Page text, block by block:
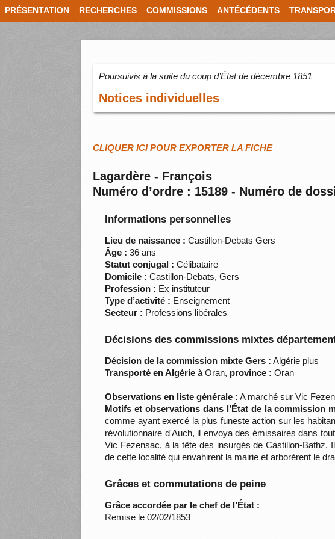
PRÉSENTATION RECHERCHES COMMISSIONS ANTÉCÉDENTS
Poursuivis à la suite du coup d’État de décembre 1851
Notices individuelles
CLIQUER ICI POUR EXPORTER LA FICHE
Lagardère - François
Numéro d’ordre : 15189 - Numéro de
Informations personnelles
Lieu de naissance : Castillon-Debats Gers
Âge : 36 ans
Statut conjugal : Célibataire
Domicile : Castillon-Debats, Gers
Profession : Ex instituteur
Type d’activité : Enseignement
Secteur : Professions libérales
Décisions des commissions mixtes
Décision de la commission mixte Gers : Algérie plus
Transporté en Algérie à Oran, province : Oran
Observations en liste générale : A marché sur Vic
Motifs et observations dans l’État de la commission
comme ayant exercé la plus funeste action sur les
révolutionnaire d'Auch, il envoya des émissaires dans
Vic Fezensac, à la tête des insurgés de Castillon-Bathz.
de cette localité qui envahirent la mairie et arborèrent le
Grâces et commutations de peine
Grâce accordée par le chef de l’État :
Remise le 02/02/1853